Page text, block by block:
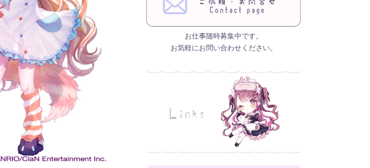
お仕事随時募集中です。
お気軽にお問い合わせください。